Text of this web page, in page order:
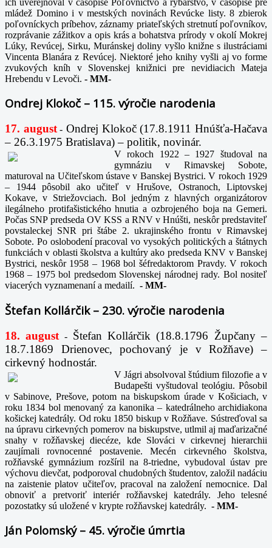
mládež Domino i v mestských novinách Revúcke listy. 8 zbierok
poľovníckych príbehov, záznamy priateľských stretnutí poľovníkov,
rozprávanie zážitkov a opis krás a bohatstva prírody v okolí Mokrej
Lúky, Revúcej, Sirku, Muránskej doliny vyšlo knižne s ilustráciami
Vincenta Blanára z Revúcej. Niektoré jeho knihy vyšli aj vo forme
zvukových kníh v Slovenskej knižnici pre nevidiacich Mateja
Hrebendu v Levoči. - MM-
Ondrej Klokoč – 115. výročie narodenia
17. august- Ondrej Klokoč (17.8.1911 Hnúšťa-Hačava
– 26.3.1975 Bratislava) – politik, novinár.
V rokoch 1922 – 1927 študoval na
gymnáziu v Rimavskej Sobote,
maturoval na Učiteľskom ústave v Banskej Bystrici. V rokoch 1929
– 1944 pôsobil ako učiteľ v Hrušove, Ostranoch, Liptovskej
Kokave, v Striežovciach. Bol jedným z hlavných organizátorov
ilegálneho protifašistického hnutia a ozbrojeného boja na Gemeri.
Počas SNP predseda OV KSS a RNV v Hnúšti, neskôr predstaviteľ
povstaleckej SNR pri štábe 2. ukrajinského frontu v Rimavskej
Sobote. Po oslobodení pracoval vo vysokých politických a štátnych
funkciách v oblasti školstva a kultúry ako predseda KNV v Banskej
Bystrici, neskôr 1958 – 1968 bol šéfredaktorom Pravdy. V rokoch
1968 – 1975 bol predsedom Slovenskej národnej rady. Bol nositeľ
viacerých vyznamenaní a medailí. - MM-
Štefan Kollárčik – 230. výročie narodenia
18. august -
Štefan Kollárčik (18.8.1796 Župčany –
18.7.1869 Drienovec, pochovaný je v Rožňave) –
cirkevný hodnostár.
V Jágri absolvoval štúdium filozofie a v
Budapešti vyštudoval teológiu. Pôsobil
v Sabinove, Prešove, potom na biskupskom úrade v Košiciach, v
roku 1834 bol menovaný za kanonika – katedrálneho archidiakona
košickej katedrály. Od roku 1850 biskup v Rožňave. Sústreďoval sa
na úpravu cirkevných pomerov na biskupstve, utlmil aj maďarizačné
snahy v rožňavskej diecéze, kde Slováci v cirkevnej hierarchii
zaujímali rovnocenné postavenie. Mecén cirkevného školstva,
rožňavské gymnázium rozšíril na 8-triedne, vybudoval ústav pre
výchovu dievčat, podporoval chudobných študentov, založil nadáciu
na zaistenie platov učiteľov, pracoval na založení nemocnice. Dal
obnoviť a pretvoriť interiér rožňavskej katedrály. Jeho telesné
pozostatky sú uložené v krypte rožňavskej katedrály. - MM-
Ján Polomský – 45. výročie úmrtia